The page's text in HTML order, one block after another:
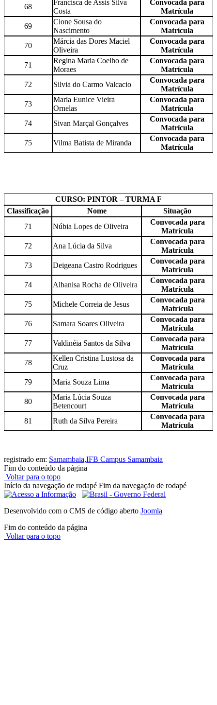
68
Francisca de Assis Silva
Costa
Convocada para
Matrícula
69
Cione Sousa do
Nascimento
Convocada para
Matrícula
70
Márcia das Dores Maciel
Oliveira
Convocada para
Matrícula
71
Regina Maria Coelho de
Moraes
Convocada para
Matrícula
72
Silvia do Carmo Valcacio
Convocada para
Matrícula
73
Maria Eunice Vieira
Ornelas
Convocada para
Matrícula
74
Sivan Marçal Gonçalves
Convocada para
Matrícula
75
Vilma Batista de Miranda
Convocada para
Matrícula
CURSO: PINTOR – TURMA F
Classificação
Nome
Situação
71
Núbia Lopes de Oliveira
Convocada para
Matrícula
72
Ana Lúcia da Silva
Convocada para
Matrícula
73
Deigeana Castro Rodrigues
Convocada para
Matrícula
74
Albanisa Rocha de Oliveira
Convocada para
Matrícula
75
Michele Correia de Jesus
Convocada para
Matrícula
76
Samara Soares Oliveira
Convocada para
Matrícula
77
Valdinéia Santos da Silva
Convocada para
Matrícula
78
Kellen Cristina Lustosa da
Cruz
Convocada para
Matrícula
79
Maria Souza Lima
Convocada para
Matrícula
80
Maria Lúcia Souza
Betencourt
Convocada para
Matrícula
81
Ruth da Silva Pereira
Convocada para
Matrícula
registrado em: Samambaia,IFB Campus Samambaia
Fim do conteúdo da página
Voltar para o topo
Início da navegação de rodapé Fim da navegação de rodapé
Desenvolvido com o CMS de código aberto Joomla
Fim do conteúdo da página
Voltar para o topo